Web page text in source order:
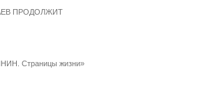
ПРОДОЛЖИТ
Страницы жизни»